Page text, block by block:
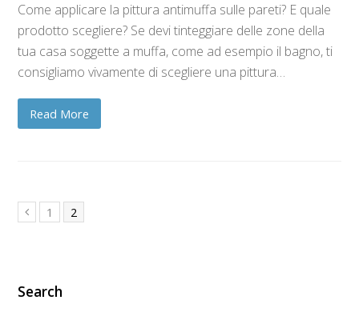
Come applicare la pittura antimuffa sulle pareti? E quale
prodotto scegliere? Se devi tinteggiare delle zone della
tua casa soggette a muffa, come ad esempio il bagno, ti
consigliamo vivamente di scegliere una pittura…
Read More
Previous
Page
1 Page
2
Search